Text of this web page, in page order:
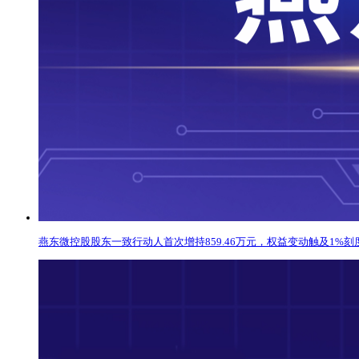
燕东微控股股东一致行动人首次增持859.46万元，权益变动触及1%刻